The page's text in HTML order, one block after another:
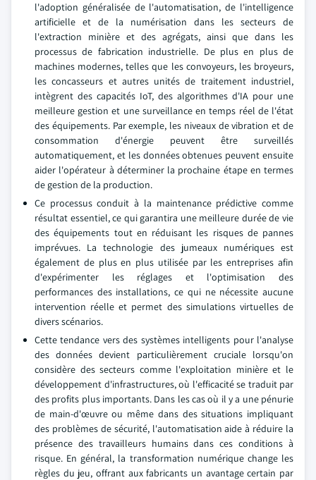
l'adoption généralisée de l'automatisation, de l'intelligence
artificielle et de la numérisation dans les secteurs de
l'extraction minière et des agrégats, ainsi que dans les
processus de fabrication industrielle. De plus en plus de
machines modernes, telles que les convoyeurs, les broyeurs,
les concasseurs et autres unités de traitement industriel,
intègrent des capacités IoT, des algorithmes d'IA pour une
meilleure gestion et une surveillance en temps réel de l'état
des équipements. Par exemple, les niveaux de vibration et de
consommation d'énergie peuvent être surveillés
automatiquement, et les données obtenues peuvent ensuite
aider l'opérateur à déterminer la prochaine étape en termes
de gestion de la production.
Ce processus conduit à la maintenance prédictive comme
résultat essentiel, ce qui garantira une meilleure durée de vie
des équipements tout en réduisant les risques de pannes
imprévues. La technologie des jumeaux numériques est
également de plus en plus utilisée par les entreprises afin
d'expérimenter les réglages et l'optimisation des
performances des installations, ce qui ne nécessite aucune
intervention réelle et permet des simulations virtuelles de
divers scénarios.
Cette tendance vers des systèmes intelligents pour l'analyse
des données devient particulièrement cruciale lorsqu'on
considère des secteurs comme l'exploitation minière et le
développement d'infrastructures, où l'efficacité se traduit par
des profits plus importants. Dans les cas où il y a une pénurie
de main-d'œuvre ou même dans des situations impliquant
des problèmes de sécurité, l'automatisation aide à réduire la
présence des travailleurs humains dans ces conditions à
risque. En général, la transformation numérique change les
règles du jeu, offrant aux fabricants un avantage certain par